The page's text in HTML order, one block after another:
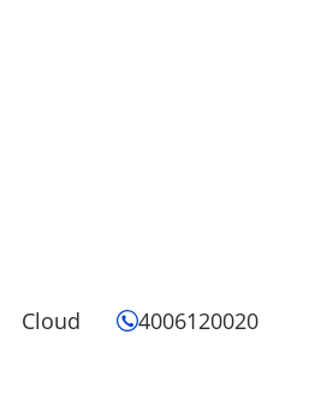
Cloud 4006120020